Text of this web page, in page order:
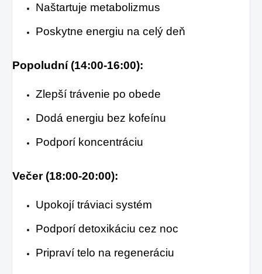
Naštartuje metabolizmus
Poskytne energiu na celý deň
Popoludní (14:00-16:00):
Zlepší trávenie po obede
Dodá energiu bez kofeínu
Podporí koncentráciu
Večer (18:00-20:00):
Upokojí tráviaci systém
Podporí detoxikáciu cez noc
Pripraví telo na regeneráciu